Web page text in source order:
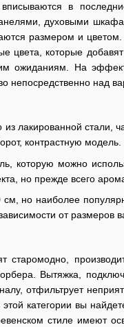
в
духовыми
размером и
которые
ожиданиям. На
непосредственно над
из лакированной
контрастную модель.
которую можно
но прежде всего
но наиболее
от размеров
старомодно,
Вытяжка,
отфильтрует
этой категории вы
стиле имеют